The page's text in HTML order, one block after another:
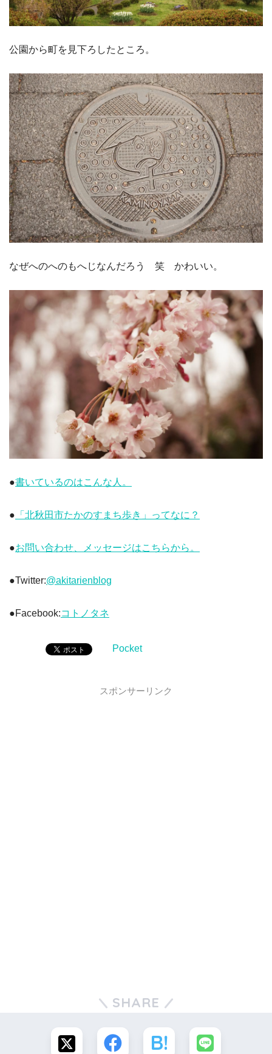
公園から町を見下ろしたところ。
なぜへのへのもへじなんだろう 笑 かわいい。
●書いているのはこんな人。
● 「北秋田市たかのすまち歩き」ってなに？
●お問い合わせ、メッセージはこちらから。
●Twitter:@akitarienblog
●Facebook:コトノタネ
Pocket
スポンサーリンク
SHARE